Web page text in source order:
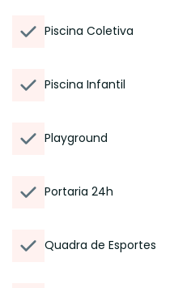
Piscina Coletiva
Piscina Infantil
Playground
Portaria 24h
Quadra de Esportes